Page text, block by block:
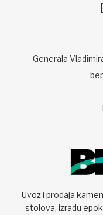
Generala
Uvoz i prodaja
stolova, izradu